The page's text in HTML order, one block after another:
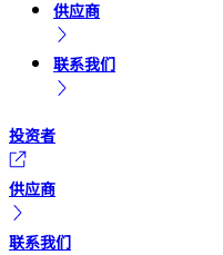
供应商
联系我们
投资者
供应商
联系我们